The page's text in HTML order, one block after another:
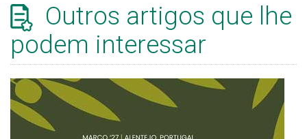
Outros artigos que lhe
podem interessar